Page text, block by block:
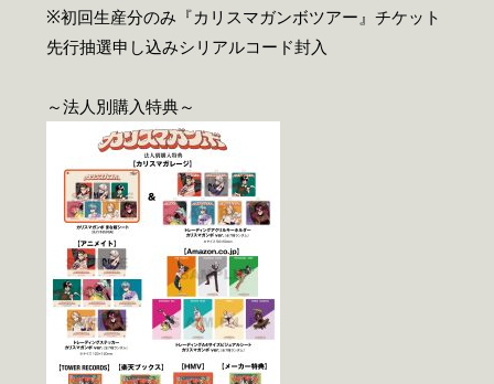
※初回生産分のみ『カリスマガンボツアー』チケット
先行抽選申し込みシリアルコード封入
～法人別購入特典～